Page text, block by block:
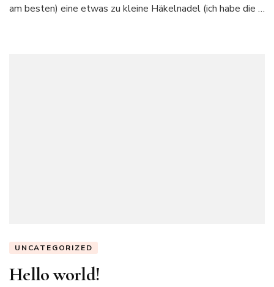
am besten) eine etwas zu kleine Häkelnadel (ich habe die …
UNCATEGORIZED
Hello world!